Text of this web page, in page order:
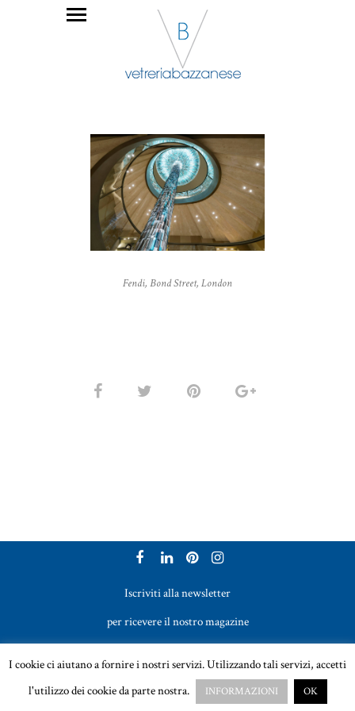
Fendi, Bond Street, London
Iscriviti alla newsletter
per ricevere il nostro magazine
Vetreria Bazzanese s.r.l. - Tel. +39 051 969017
Email:sales@vetreriabazzanese.com
I cookie ci aiutano a fornire i nostri servizi. Utilizzando tali servizi, accetti
l'utilizzo dei cookie da parte nostra.
INFORMAZIONI OK